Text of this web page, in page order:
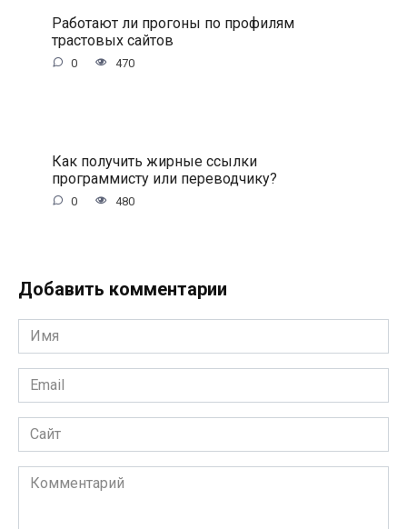
Работают ли прогоны по профилям
трастовых сайтов
0 470
Как получить жирные ссылки
программисту или переводчику?
0 480
Добавить комментарии
Имя
*
Email
*
Сайт
Комментарий